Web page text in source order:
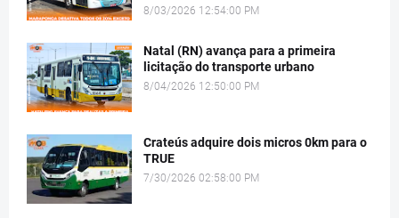
8/03/2026 12:54:00 PM
Natal (RN) avança para a primeira
licitação do transporte urbano
8/04/2026 12:50:00 PM
Crateús adquire dois micros 0km para o
TRUE
7/30/2026 02:58:00 PM